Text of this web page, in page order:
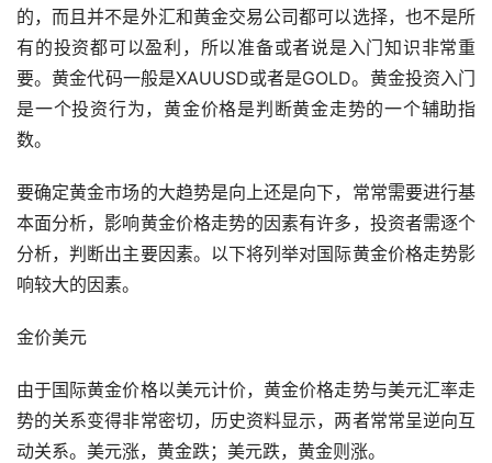
的，而且并不是外汇和黄金交易公司都可以选择，也不是所
有的投资都可以盈利，所以准备或者说是入门知识非常重
要。黄金代码一般是XAUUSD或者是GOLD。黄金投资入门
是一个投资行为，黄金价格是判断黄金走势的一个辅助指
数。
要确定黄金市场的大趋势是向上还是向下，常常需要进行基
本面分析，影响黄金价格走势的因素有许多，投资者需逐个
分析，判断出主要因素。以下将列举对国际黄金价格走势影
响较大的因素。
金价美元
由于国际黄金价格以美元计价，黄金价格走势与美元汇率走
势的关系变得非常密切，历史资料显示，两者常常呈逆向互
动关系。美元涨，黄金跌；美元跌，黄金则涨。